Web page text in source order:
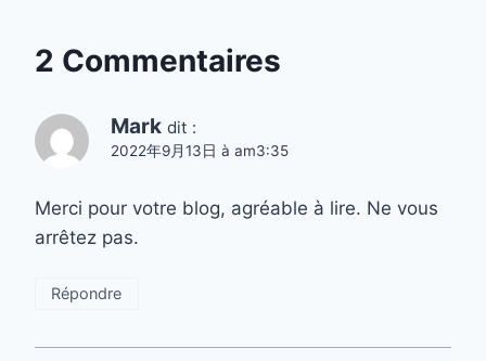
2 Commentaires
Mark dit :
2022年9月13日 à am3:35
Merci pour votre blog, agréable à lire. Ne vous
arrêtez pas.
Répondre